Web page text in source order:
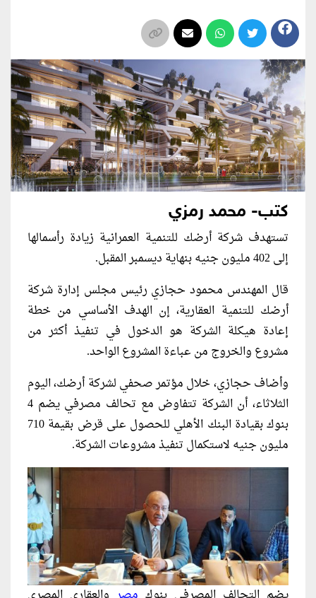
كتب- محمد رمزي
تستهدف شركة أرضك للتنمية العمرانية زيادة رأسمالها
إلى 402 مليون جنيه بنهاية ديسمبر المقبل.
قال المهندس محمود حجازي رئيس مجلس إدارة شركة
أرضك للتنمية العقارية، إن الهدف الأساسي من خطة
إعادة هيكلة الشركة هو الدخول في تنفيذ أكثر من
مشروع والخروج من عباءة المشروع الواحد.
وأضاف حجازي، خلال مؤتمر صحفي لشركة أرضك، اليوم
الثلاثاء، أن الشركة تتفاوض مع تحالف مصرفي يضم 4
بنوك بقيادة البنك الأهلي للحصول على قرض بقيمة 710
مليون جنيه لاستكمال تنفيذ مشروعات الشركة.